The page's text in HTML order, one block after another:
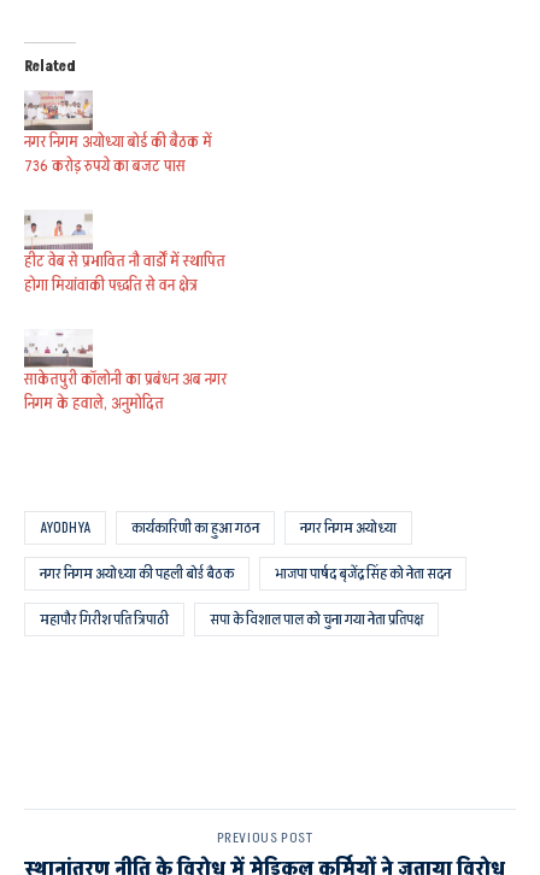
Related
नगर निगम अयोध्या बोर्ड की बैठक में
736 करोड़ रुपये का बजट पास
हीट वेब से प्रभावित नौ वार्डों में स्थापित
होगा मियांवाकी पद्धति से वन क्षेत्र
साकेतपुरी कॉलोनी का प्रबंधन अब नगर
निगम के हवाले, अनुमोदित
AYODHYA कार्यकारिणी का हुआ गठन नगर निगम अयोध्या
नगर निगम अयोध्या की पहली बोर्ड बैठक भाजपा पार्षद बृजेंद्र सिंह को नेता सदन
महापौर गिरीश पति त्रिपाठी सपा के विशाल पाल को चुना गया नेता प्रतिपक्ष
PREVIOUS POST
स्थानांतरण नीति के विरोध में मेडिकल कर्मियों ने जताया विरोध